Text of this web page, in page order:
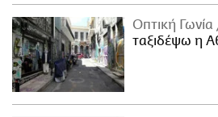
Οπτική Γωνία
ταξιδέψω η